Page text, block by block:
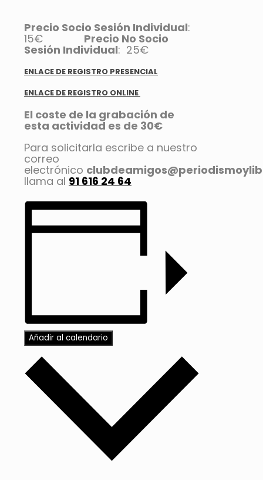
Precio Socio Sesión Individual:
15€ Precio No Socio
Sesión Individual: 25€
ENLACE DE REGISTRO PRESENCIAL
ENLACE DE REGISTRO ONLINE
El coste de la grabación de
esta actividad es de 30€
Para solicitarla escribe a nuestro
correo
electrónico
llama al 91 616 24 64
Añadir al calendario